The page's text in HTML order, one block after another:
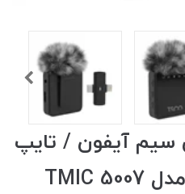
سیم آیفون / تایپ